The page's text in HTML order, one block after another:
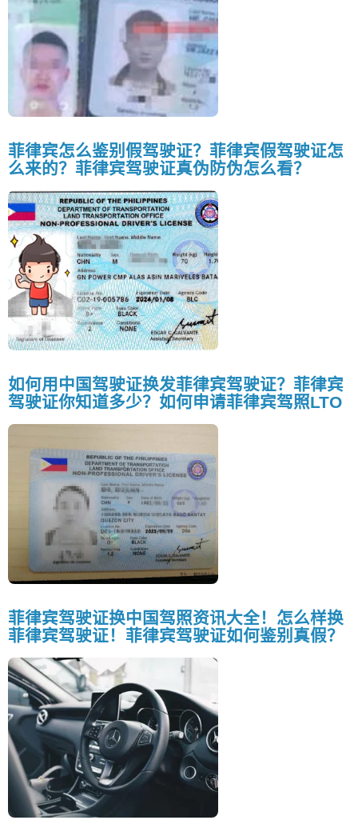
菲律宾怎么鉴别假驾驶证？菲律宾假驾驶证怎
么来的？菲律宾驾驶证真伪防伪怎么看？
如何用中国驾驶证换发菲律宾驾驶证？菲律宾
驾驶证你知道多少？如何申请菲律宾驾照LTO
菲律宾驾驶证换中国驾照资讯大全！怎么样换
菲律宾驾驶证！菲律宾驾驶证如何鉴别真假？